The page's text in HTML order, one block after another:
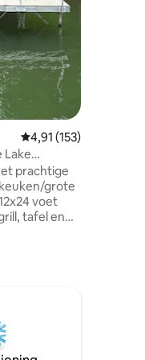
Gemiddelde
4,91 (153)
Lake
prachtige
voet
tafel en
uitzicht op
restaurants,
Poinsett